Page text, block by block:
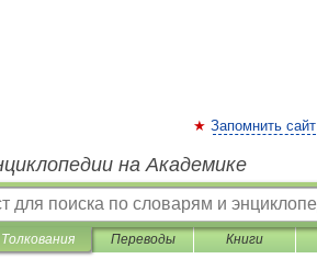
Запомнить сайт
на Академике
Толкования Переводы Книги